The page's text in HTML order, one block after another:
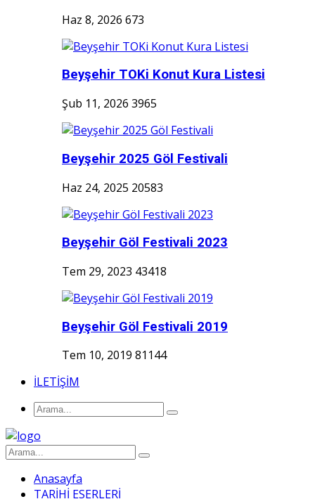
Haz 8, 2026 673
Beyşehir TOKi Konut Kura Listesi
Şub 11, 2026 3965
Beyşehir 2025 Göl Festivali
Haz 24, 2025 20583
Beyşehir Göl Festivali 2023
Tem 29, 2023 43418
Beyşehir Göl Festivali 2019
Tem 10, 2019 81144
İLETİŞİM
Anasayfa
TARİHİ ESERLERİ